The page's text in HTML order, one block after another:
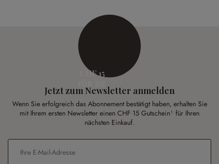
CHF 15
Jetzt zum Newsletter anmelden
Wenn Sie erfolgreich das Abonnement bestätigt haben, erhalten Sie
mit Ihrem ersten Newsletter einen CHF 15 Gutschein¹ für Ihren
nächsten Einkauf.
E-Mail-Adresse